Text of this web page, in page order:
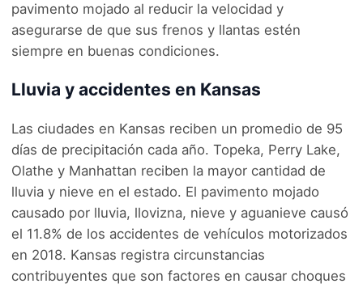
pavimento mojado al reducir la velocidad y
asegurarse de que sus frenos y llantas estén
siempre en buenas condiciones.
Lluvia y accidentes en Kansas
Las ciudades en Kansas reciben un promedio de 95
días de precipitación cada año. Topeka, Perry Lake,
Olathe y Manhattan reciben la mayor cantidad de
lluvia y nieve en el estado. El pavimento mojado
causado por lluvia, llovizna, nieve y aguanieve causó
el 11.8% de los accidentes de vehículos motorizados
en 2018. Kansas registra circunstancias
contribuyentes que son factores en causar choques